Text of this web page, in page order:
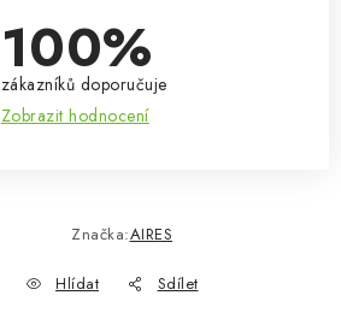
100%
zákazníků doporučuje
Zobrazit hodnocení
Značka:AIRES
Hlídat Sdílet